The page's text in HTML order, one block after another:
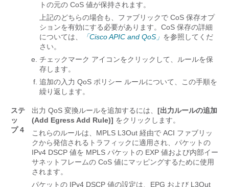
トの元の CoS 値が保持されます。
上記のどちらの場合も、ファブリックで CoS 保存オプ
ションを有効にする必要があります。CoS 保存の詳細
については、
「Cisco APIC and QoS」 を参照してくだ
さい。
チェックマーク アイコンをクリックして、ルールを保
存します。
追加の入力 QoS ポリシー ルールについて、この手順を
繰り返します。
ステ
ッ
プ 4
出力 QoS 変換ルールを追加するには、 [出力ルールの追加
(Add Egress Add Rule)] をクリックします。
これらのルールは、MPLS L3Out 経由で ACI ファブリッ
クから発信されるトラフィックに適用され、パケットの
IPv4 DSCP 値を MPLS パケットの EXP 値および内部イー
サネットフレームの CoS 値にマッピングするために使用
されます。
パケットの IPv4 DSCP 値の設定は、EPG および L3Out